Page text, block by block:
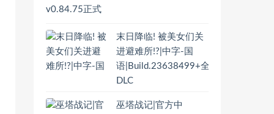
末日降临! 被美女们关
进避难所!?|中字-国
语|Build.23638499+全
DLC
巫塔战记|官方中